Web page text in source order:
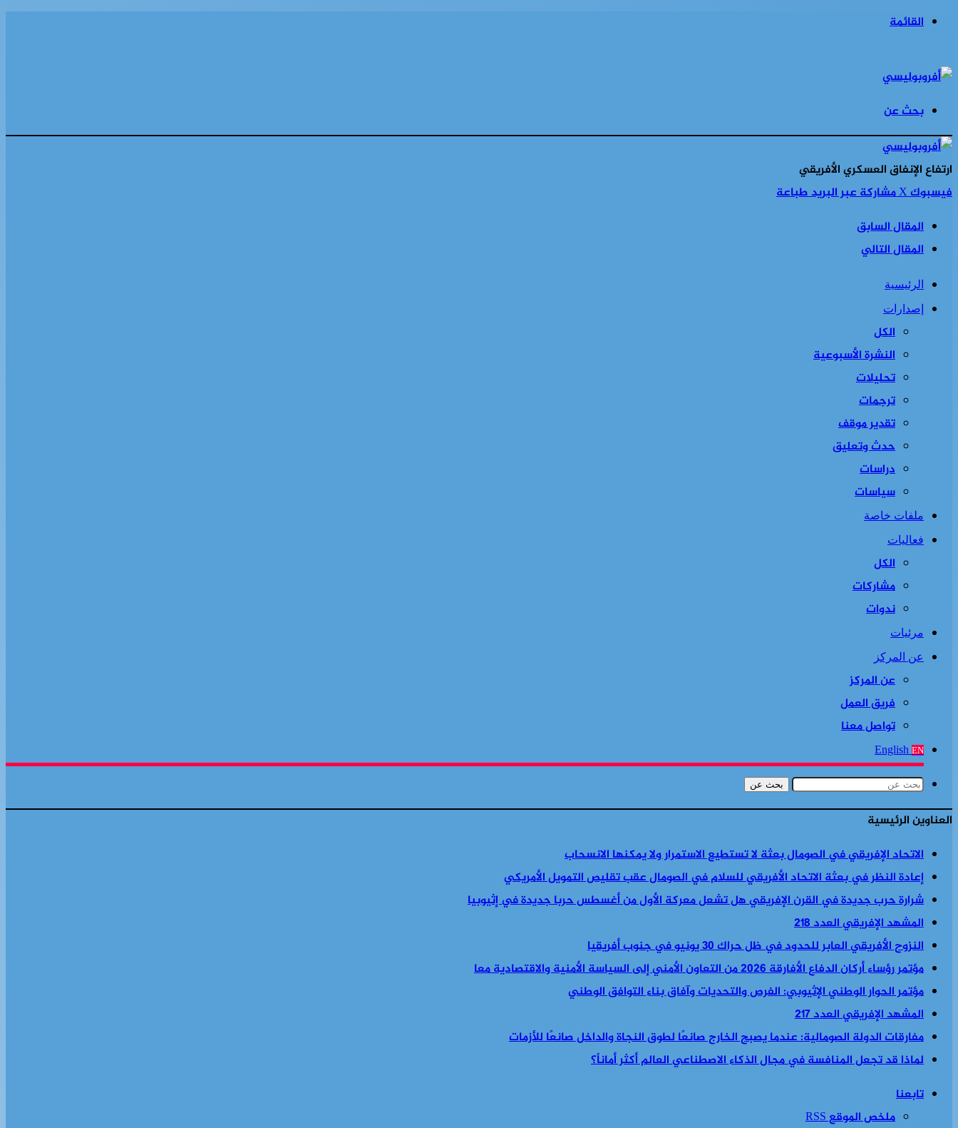
القائمة
بحث عن
ارتفاع الإنفاق العسكري الأفريقي
فيسبوك‫Xمشاركة عبر البريدطباعة
المقال السابق
المقال التالي
الرئيسية
إصدارات
الكل
النشرة الأسبوعية
تحليلات
ترجمات
تقدير موقف
حدث وتعليق
دراسات
سياسات
ملفات خاصة
فعاليات
الكل
مشاركات
ندوات
مرئيات
عن المركز
عن المركز
فريق العمل
تواصل معنا
English EN
بحث عن
العناوين الرئيسية
الاتحاد الإفريقي في الصومال بعثة لا تستطيع الاستمرار ولا يمكنها الانسحاب
إعادة النظر في بعثة الاتحاد الأفريقي للسلام في الصومال عقب تقليص التمويل الأمريكي
شرارة حرب جديدة في القرن الإفريقي هل تشعل معركة الأول من أغسطس حربا جديدة في إثيوبيا
المشهد الإفريقي العدد 218
النزوح الأفريقي العابر للحدود في ظل حراك 30 يونيو في جنوب أفريقيا
مؤتمر رؤساء أركان الدفاع الأفارقة 2026 من التعاون الأمني إلى السياسة الأمنية والاقتصادية معا
مؤتمر الحوار الوطني الإثيوبي: الفرص والتحديات وآفاق بناء التوافق الوطني
المشهد الإفريقي العدد 217
مفارقات الدولة الصومالية: عندما يصبح الخارج صانعًا لطوق النجاة والداخل صانعًا للأزمات
لماذا قد تجعل المنافسة في مجال الذكاء الاصطناعي العالم أكثر أماناً؟
تابعنا
ملخص الموقع RSS